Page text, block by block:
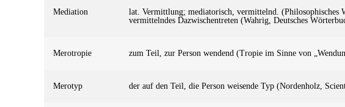
Mediation
lat. Vermittlung; mediatorisch, vermittelnd.
vermittelndes Dazwischentreten (Wahrig, Deutsches
Merotropie zum Teil, zur Person wendend (Tropie im Sinne von
Merotyp der auf den Teil, die Person weisende Typ (Nordenholz,